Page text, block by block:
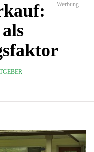
Werbung